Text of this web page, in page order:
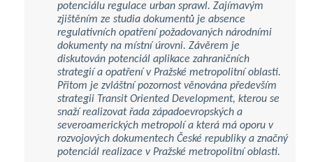
potenciálu regulace urban sprawl. Zajímavým
zjištěním ze studia dokumentů je absence
regulativních opatření požadovaných národními
dokumenty na místní úrovni. Závěrem je
diskutován potenciál aplikace zahraničních
strategií a opatření v Pražské metropolitní oblasti.
Přitom je zvláštní pozornost věnována především
strategii Transit Oriented Development, kterou se
snaží realizovat řada západoevropských a
severoamerických metropolí a která má oporu v
rozvojových dokumentech České republiky a značný
potenciál realizace v Pražské metropolitní oblasti.